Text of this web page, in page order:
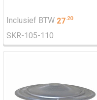
Inclusief BTW 27.20
SKR-105-110